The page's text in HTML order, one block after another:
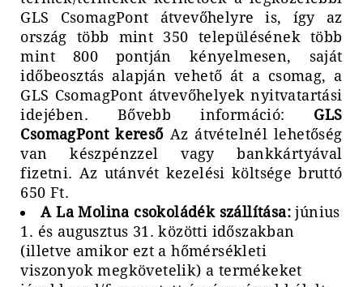
GLS CsomagPont átvevőhelyre is, így az
ország több mint 350 településének több
mint 800 pontján kényelmesen, saját
időbeosztás alapján vehető át a csomag, a
GLS CsomagPont átvevőhelyek nyitvatartási
idejében. Bővebb információ: GLS
CsomagPont kereső Az átvételnél lehetőség
van készpénzzel vagy bankkártyával
fizetni. Az utánvét kezelési költsége bruttó
650 Ft.
A La Molina csokoládék szállítása:június
1. és augusztus 31. közötti időszakban
(illetve amikor ezt a hőmérsékleti
viszonyok megkövetelik) a termékeket